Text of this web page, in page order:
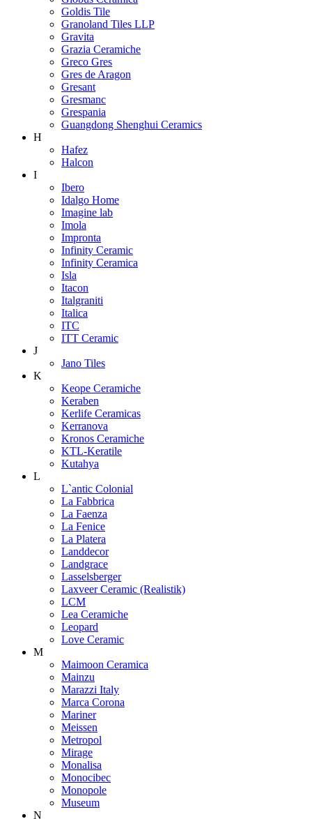
Goldis Tile
Granoland Tiles LLP
Gravita
Grazia Ceramiche
Greco Gres
Gres de Aragon
Gresant
Gresmanc
Grespania
Guangdong Shenghui Ceramics
H
Hafez
Halcon
I
Ibero
Idalgo Home
Imagine lab
Imola
Impronta
Infinity Ceramic
Infinity Ceramica
Isla
Itacon
Italgraniti
Italica
ITC
ITT Ceramic
J
Jano Tiles
K
Keope Ceramiche
Keraben
Kerlife Ceramicas
Kerranova
Kronos Ceramiche
KTL-Keratile
Kutahya
L
L`antic Colonial
La Fabbrica
La Faenza
La Fenice
La Platera
Landdecor
Landgrace
Lasselsberger
Laxveer Ceramic (Realistik)
LCM
Lea Ceramiche
Leopard
Love Ceramic
M
Maimoon Ceramica
Mainzu
Marazzi Italy
Marca Corona
Mariner
Meissen
Metropol
Mirage
Monalisa
Monocibec
Monopole
Museum
N